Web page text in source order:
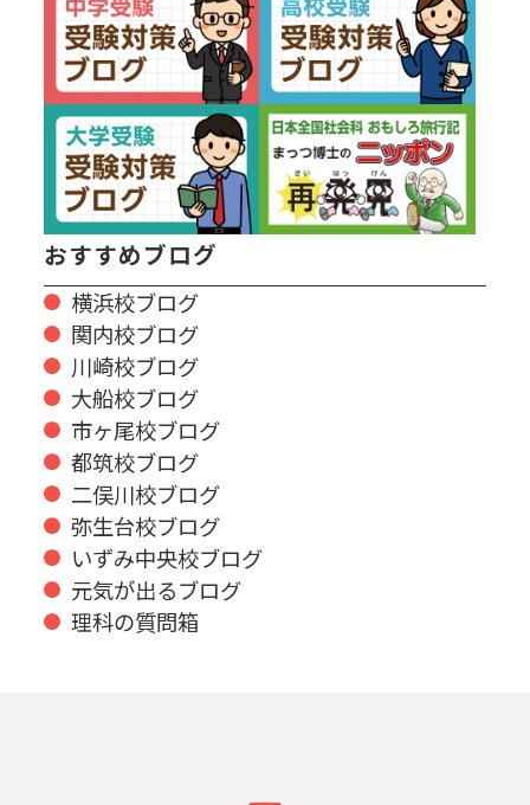
おすすめブログ
横浜校ブログ
関内校ブログ
川崎校ブログ
大船校ブログ
市ヶ尾校ブログ
都筑校ブログ
二俣川校ブログ
弥生台校ブログ
いずみ中央校ブログ
元気が出るブログ
理科の質問箱